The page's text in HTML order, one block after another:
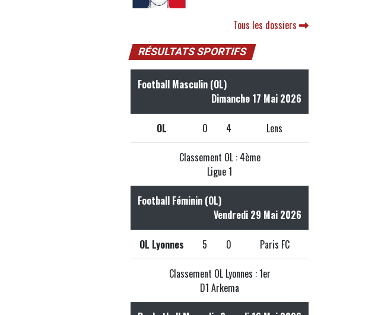
Tous les dossiers
RÉSULTATS SPORTIFS
Football Masculin (OL)
Dimanche 17 Mai 2026
OL 0 4 Lens
Classement OL : 4ème
Ligue 1
Football Féminin (OL)
Vendredi 29 Mai 2026
OL Lyonnes 5 0 Paris FC
Classement OL Lyonnes : 1er
D1 Arkema